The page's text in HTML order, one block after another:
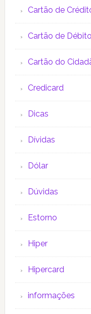
Cartão de
Cartão de Débito
Cartão do
Credicard
Dicas
Dívidas
Dólar
Dúvidas
Estorno
Hiper
Hipercard
informações